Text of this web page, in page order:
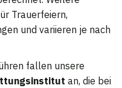
Trauerfeiern,
und variieren je nach
fallen unsere
an, die bei